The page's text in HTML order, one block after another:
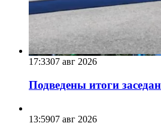
17:3307 авг 2026
Подведены итоги
13:5907 авг 2026